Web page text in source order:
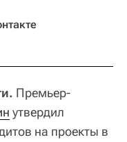
Премьер-
утвердил
на проекты в